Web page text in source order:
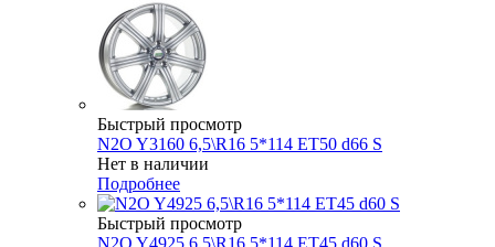
Быстрый просмотр
N2O Y3160 6,5\R16 5*114 ET50 d66 S
Нет в наличии
Подробнее
Быстрый просмотр
N2O Y4925 6,5\R16 5*114 ET45 d60 S